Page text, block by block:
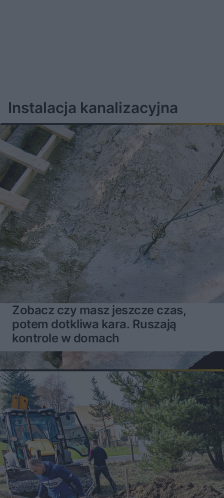
Instalacja kanalizacyjna
Zobacz czy masz jeszcze czas,
potem dotkliwa kara. Ruszają
kontrole w domach